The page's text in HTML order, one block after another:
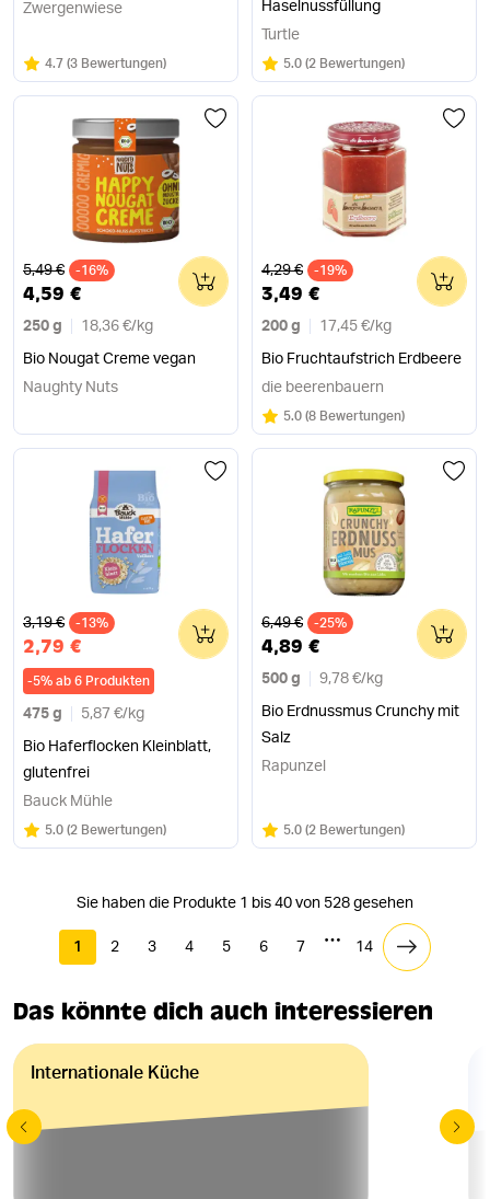
Zwergenwiese
Bewertung:
4.7/5
(3 Bewertungen)
Haselnussfüllung
Turtle
Bewertung:
5.0/5
(2 Bewertungen)
Alter Preis
5,49 € -16%
4,59 €
250 g 18,36 €/ kg
Bio Nougat Creme vegan
0
Naughty Nuts
Alter Preis
4,29 € -19%
3,49 €
200 g 17,45 €/ kg
Bio Fruchtaufstrich Erdbeere
0
die beerenbauern
Bewertung:
5.0/5
(8 Bewertungen)
Alter Preis
3,19 € -13%
2,79 €
-5% ab 6 Produkten
475 g 5,87 €/ kg
Bio Haferflocken Kleinblatt,
glutenfrei
0
Bauck Mühle
Bewertung:
5.0/5
(2 Bewertungen)
Alter Preis
6,49 € -25%
4,89 €
500 g 9,78 €/ kg
Bio Erdnussmus Crunchy mit
Salz
0
Rapunzel
Bewertung:
5.0/5
(2 Bewertungen)
Sie haben die Produkte 1 bis 40 von 528 gesehen
1 2 3 4 5 6 7 14
Das könnte dich auch interessieren
Internationale Küche